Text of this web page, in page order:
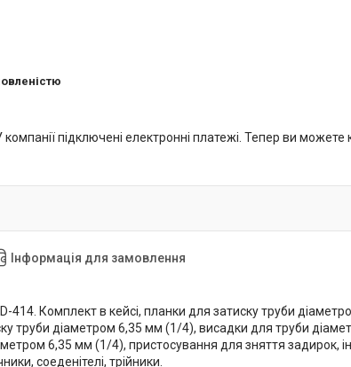
компанії підключені електронні платежі. Тепер ви
Інформація для замовлення
414. Комплект в кейсі, планки для затиску труби
труби діаметром 6,35 мм (1/4), висадки для труби
6,35 мм (1/4), пристосування для зняття задирок,
соеденітелі, трійники.